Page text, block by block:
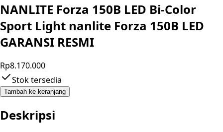
NANLITE Forza 150B LED Bi-Color
Sport Light nanlite Forza 150B LED
GARANSI RESMI
Rp8.170.000
Stok tersedia
Tambah ke keranjang
Deskripsi